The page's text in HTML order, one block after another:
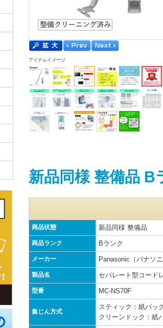
アイテムイメージ
新品同様 整備品 B
商品状態 新品同様 整備品
商品ランク Bランク
メーカー Panasonic（パナソニ
製品名 セパレート型コード
型番 MC-NS70F
集じん方式
スティック：紙パッ
クリーンドック：紙